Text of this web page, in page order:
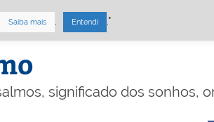
significado dos sonhos,
Saiba mais . Entendi ."